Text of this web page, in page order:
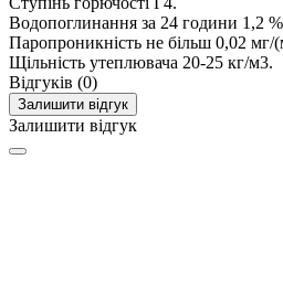
Водопоглинання за 24 години 1,2
Паропроникність не більш 0,02 мг/
Щільність утеплювача 20-25 кг/м3.
Відгуків (0)
Залишити відгук
Залишити відгук